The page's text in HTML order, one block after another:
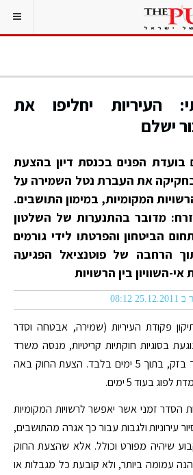
העיריות יחליפו את
ישלם
יתקיים בועדת הפנים בכנסת דיון בהצעת
את העברת נטל השמירה על
המקומיות, במימון התושבים.
מדובר בהתנערות של השלטון
הביטחון והפרטתו לידי גורמים
תוך הרחבה של פוטנציאל הפגיעה
השוויון בין הרשויות
08:12
פקודת העיריות (שמירה, אבטחה וסדר
התשע"ב-2011 נוגעת בסוגיות חוקתיות קריטיות, מנסה משרד
הפנים לקדם אותה בהליך בזק, בתוך 5 ימים בלבד. הצעת החוק באה
בעוד 5 ימים.
הסדר זמני אשר יאפשר לרשויות המקומיות
עירוניות ולגבות עבור כך אגרה מהתושבים,
שיהיה מפורט וכולל. אלא שהצעת החוק
עמומה ביותר, ולא קובעת כל מגבלות או